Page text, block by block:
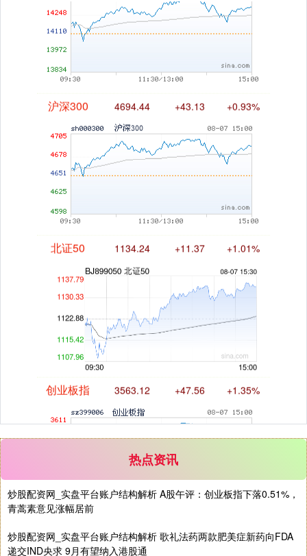
沪深300
北证50
创业板指 +1.35%
基金指数
热点资讯
炒股配资网_实盘平台账户结构解析 A股午评：创业板指下落0.51%，
青蒿素意见涨幅居前
炒股配资网_实盘平台账户结构解析 歌礼法药两款肥美症新药向FDA
递交IND央求 9月有望纳入港股通